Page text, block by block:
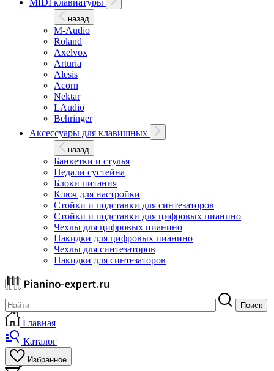
MIDI клавиатуры
назад
M-Audio
Roland
Axelvox
Arturia
Alesis
Acorn
Nektar
LAudio
Behringer
Аксессуары для клавишных
назад
Банкетки и стулья
Педали сустейна
Блоки питания
Ключ для настройки
Стойки и подставки для синтезаторов
Стойки и подставки для цифровых пианино
Чехлы для цифровых пианино
Накидки для цифровых пианино
Чехлы для синтезаторов
Накидки для синтезаторов
Поиск
Главная
Каталог
Избранное